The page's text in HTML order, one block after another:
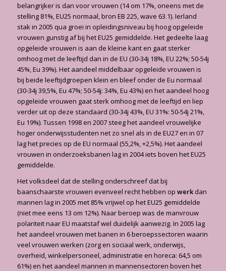
belangrijker is dan voor vrouwen (14 om 17%, oneens met de
stelling 81%, EU25 normaal, bron EB 225, wave 63.1). Ierland
stak in 2005 qua groei in opleidingsniveau bij hoog opgeleide
vrouwen gunstig af bij het EU25 gemiddelde. Het gedeelte laag
opgeleide vrouwen is aan de kleine kant en gaat sterker
omhoog met de leeftijd dan in de EU (30-34j 18%, EU 22%; 50-54j
45%, Eu 39%). Het aandeel middelbaar opgeleide vrouwen is
bij beide leeftijdgroepen klein en bleef onder de Eu normaal
(30-34j 39,5%, Eu 47%; 50-54j: 34%, Eu 43%) en het aandeel hoog
opgeleide vrouwen gaat sterk omhoog met de leeftijd en liep
verder uit op deze standaard (30-34j 43%, EU 31%: 50-54j 21%,
Eu 19%). Tussen 1998 en 2007 steeg het aandeel vrouwelijke
hoger onderwijsstudenten net zo snel als in de EU27 en in 07
lag het precies op de EU normaal (55,2%, +2,5%). Het aandeel
vrouwen in onderzoeksbanen lag in 2004 iets boven het EU25
gemiddelde.
Het volksdeel dat de stelling onderschreef dat bij
baanschaarste vrouwen evenveel recht hebben op werkdan
mannen lag in 2005 met 85% vrijwel op het EU25 gemiddelde
(niet mee eens 13 om 12%). Naar beroep was de manvrouw
polariteit naar EU maatstaf wel duidelijk aanwezig. In 2005 lag
het aandeel vrouwen met banen in 6 beroepssectoren waarin
veel vrouwen werken (zorg en sociaal werk, onderwijs,
overheid, winkelpersoneel, administratie en horeca: 64,5 om
61%) en het aandeel mannen in mannensectoren boven het